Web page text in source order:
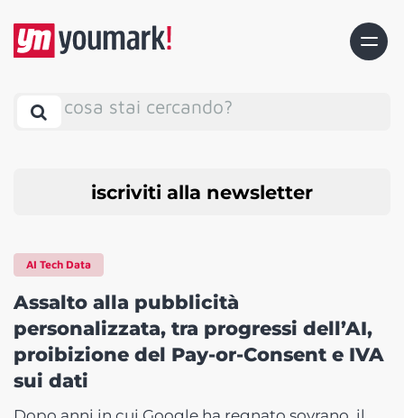
cosa stai cercando?
iscriviti alla newsletter
AI Tech Data
Assalto alla pubblicità
personalizzata, tra progressi dell’AI,
proibizione del Pay-or-Consent e IVA
sui dati